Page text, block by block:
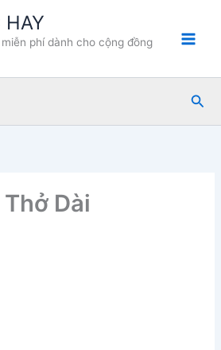
HAY
phí dành cho cộng đồng
Tìm
Dài